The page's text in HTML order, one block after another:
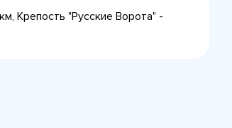
Крепость "Русские Ворота" -